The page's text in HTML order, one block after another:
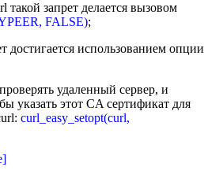
запрет делается вызовом
FALSE);
достигается использованием опции
удаленный сервер, и
указать этот CA сертификат для
curl_easy_setopt(curl,